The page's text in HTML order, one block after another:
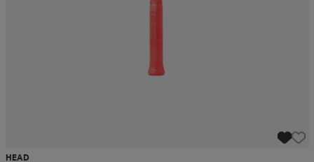
HEAD